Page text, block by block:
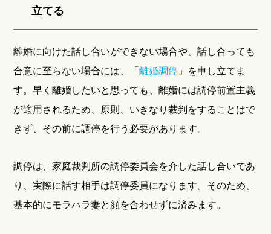
立てる
離婚に向けた話し合いができない場合や、話し合っても
合意に至らない場合には、「離婚調停 」を申し立てま
す。早く離婚したいと思っても、離婚には調停前置主義
が適用されるため、原則、いきなり裁判をすることはで
きず、その前に調停を行う必要があります。
調停は、家庭裁判所の調停委員会を介した話し合いであ
り、実際に話す相手は調停委員になります。そのため、
基本的にモラハラ妻と顔を合わせずに済みます。